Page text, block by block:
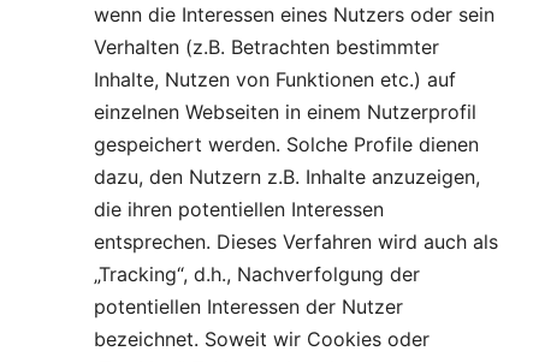
wenn die Interessen eines Nutzers oder sein
Verhalten (z.B. Betrachten bestimmter
Inhalte, Nutzen von Funktionen etc.) auf
einzelnen Webseiten in einem Nutzerprofil
gespeichert werden. Solche Profile dienen
dazu, den Nutzern z.B. Inhalte anzuzeigen,
die ihren potentiellen Interessen
entsprechen. Dieses Verfahren wird auch als
„Tracking“, d.h., Nachverfolgung der
potentiellen Interessen der Nutzer
bezeichnet. Soweit wir Cookies oder